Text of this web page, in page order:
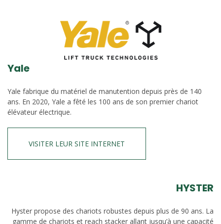
Yale
Yale fabrique du matériel de manutention depuis près de 140
ans. En 2020, Yale a fêté les 100 ans de son premier chariot
élévateur électrique.
VISITER LEUR SITE INTERNET
HYSTER
Hyster propose des chariots robustes depuis plus de 90 ans. La
gamme de chariots et reach stacker allant jusqu’à une capacité